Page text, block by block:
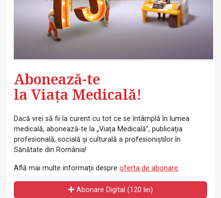
Abonează-te
la Viața Medicală!
Dacă vrei să fii la curent cu tot ce se întâmplă în lumea
medicală, abonează-te la „Viața Medicală”, publicația
profesională, socială și culturală a profesioniștilor în
Sănătate din România!
Află mai multe informații despre oferta de abonare.
Abonare Digital (120 lei)